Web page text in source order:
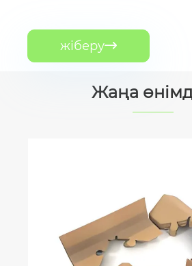
жіберу
Жаңа